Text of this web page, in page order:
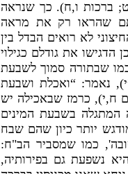
ט; ברכות ו,ח). כך שנראה
שהראו רק את מראה
לא רואים הבדל בין
הדגישו את גודלם כגילוי
שבתורה סמוך לשבעת
), נאמר: “ואכלת ושבעת
ח,י), כרמז שבאכילה יש
המתגלה בשבעת המינים
יותר כיון שהם שבח
', כמו שמסביר הב"ח:
נשפעת גם בפירותיה,